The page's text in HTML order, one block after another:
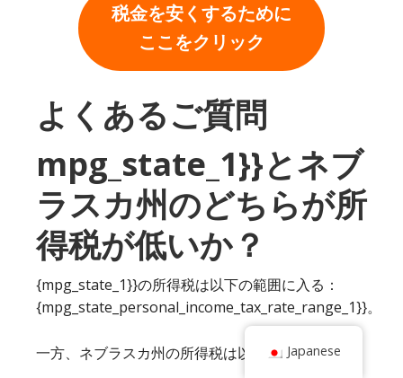
税金を安くするために
ここをクリック
よくあるご質問
mpg_state_1}}とネブ
ラスカ州のどちらが所
得税が低いか？
{mpg_state_1}}の所得税は以下の範囲に入る：
{mpg_state_personal_income_tax_rate_range_1}}。
一方、ネブラスカ州の所得税は以下の通り。
Japanese